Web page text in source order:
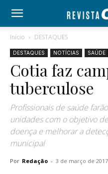
Início DESTAQUES
DESTAQUES NOTÍCIAS SAÚDE
Cotia faz
tuberculose
Profissionais de saúde
unidades com o objetivo
doença e melhorar a
municipal
Por Redação - 3 de março de 2017